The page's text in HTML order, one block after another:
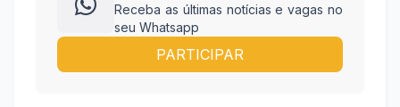
Receba as últimas notícias e vagas no
seu Whatsapp
PARTICIPAR